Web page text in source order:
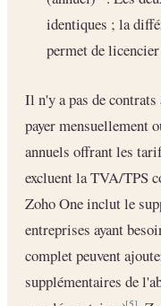
identiques ; la
permet de
Il n'y a pas de contrats
payer mensuellement
annuels offrant les
excluent la TVA/TPS
Zoho One inclut le
entreprises ayant
complet peuvent
supplémentaires de